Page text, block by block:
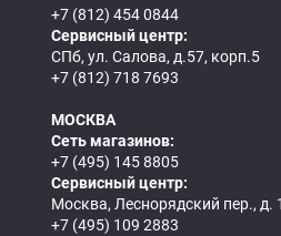
+7 (812) 454 0844
Сервисный центр:
СПб, ул. Салова, д.57, корп.5
+7 (812) 718 7693
МОСКВА
Сеть магазинов:
+7 (495) 145 8805
Сервисный центр:
Москва, Леснорядский пер., д.
+7 (495) 109 2883